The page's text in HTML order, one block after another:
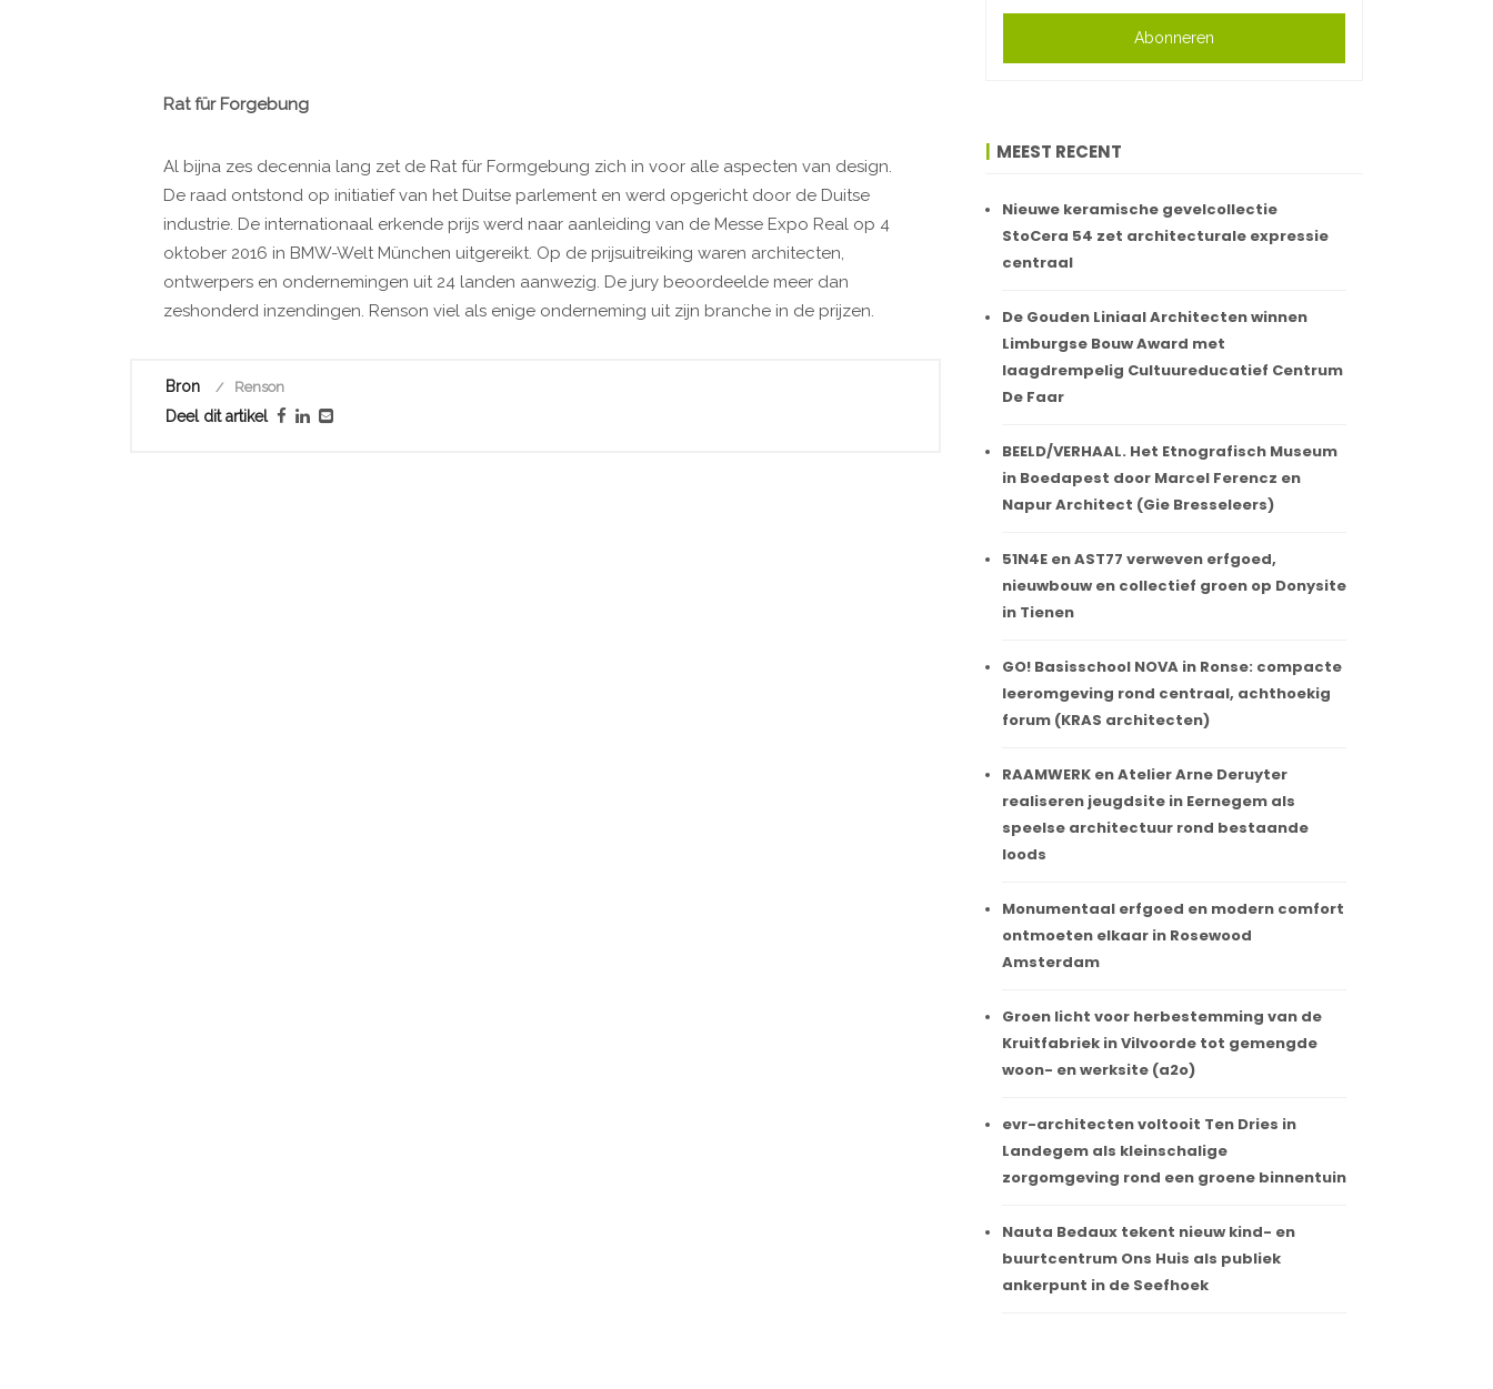
Rat für Forgebung
Al bijna zes decennia lang zet de Rat für Formgebung zich in voor alle aspecten van design.
De raad ontstond op initiatief van het Duitse parlement en werd opgericht door de Duitse
industrie. De internationaal erkende prijs werd naar aanleiding van de Messe Expo Real op 4
oktober 2016 in BMW-Welt München uitgereikt. Op de prijsuitreiking waren architecten,
ontwerpers en ondernemingen uit 24 landen aanwezig. De jury beoordeelde meer dan
zeshonderd inzendingen. Renson viel als enige onderneming uit zijn branche in de prijzen.
Bron Renson
Deel dit artikel
Abonneren
MEEST RECENT
Nieuwe keramische gevelcollectie
StoCera 54 zet architecturale expressie
centraal
De Gouden Liniaal Architecten winnen
Limburgse Bouw Award met
laagdrempelig Cultuureducatief Centrum
De Faar
BEELD/VERHAAL. Het Etnografisch Museum
in Boedapest door Marcel Ferencz en
Napur Architect (Gie Bresseleers)
51N4E en AST77 verweven erfgoed,
nieuwbouw en collectief groen op Donysite
in Tienen
GO! Basisschool NOVA in Ronse: compacte
leeromgeving rond centraal, achthoekig
forum (KRAS architecten)
RAAMWERK en Atelier Arne Deruyter
realiseren jeugdsite in Eernegem als
speelse architectuur rond bestaande
loods
Monumentaal erfgoed en modern comfort
ontmoeten elkaar in Rosewood
Amsterdam
Groen licht voor herbestemming van de
Kruitfabriek in Vilvoorde tot gemengde
woon- en werksite (a2o)
evr-architecten voltooit Ten Dries in
Landegem als kleinschalige
zorgomgeving rond een groene binnentuin
Nauta Bedaux tekent nieuw kind- en
buurtcentrum Ons Huis als publiek
ankerpunt in de Seefhoek